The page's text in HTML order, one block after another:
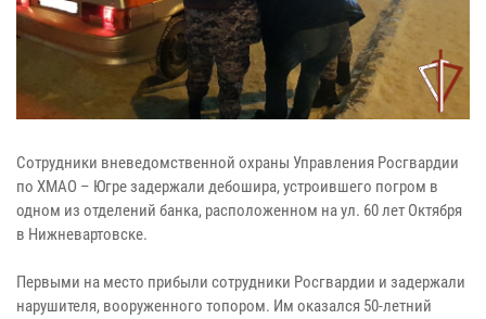
Сотрудники вневедомственной охраны Управления Росгвардии
по ХМАО – Югре задержали дебошира, устроившего погром в
одном из отделений банка, расположенном на ул. 60 лет Октября
в Нижневартовске.
Первыми на место прибыли сотрудники Росгвардии и задержали
нарушителя, вооруженного топором. Им оказался 50-летний